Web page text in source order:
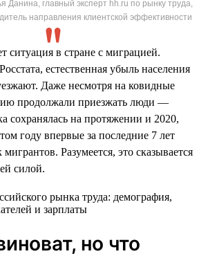
Данина, главный эксперт hh.ru по рынку труда,
направления клиентской эффективности
ситуация в стране с миграцией.
естественная убыль населения
Даже несмотря на ковидные
продолжали приезжать люди —
сохранялась на протяжении и 2020,
году впервые за последние 7 лет
Разумеется, это сказывается
силой.
но что